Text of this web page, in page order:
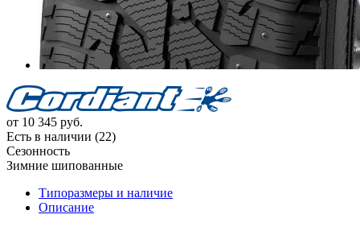
от 10 345 руб.
Есть в наличии (22)
Сезонность
Зимние шипованные
Типоразмеры и наличие
Описание